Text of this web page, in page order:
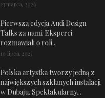
23 marca, 2026
Pierwsza edycja Audi Design
Talks za nami. Eksperci
rozmawiali o roli...
10 lipca, 2025
Polska artystka tworzy jedną z
największych szklanych instalacji
w Dubaju. Spektakularny...